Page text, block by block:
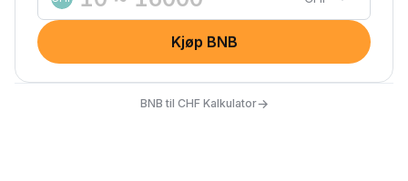
Kjøp BNB
BNB til CHF Kalkulator→